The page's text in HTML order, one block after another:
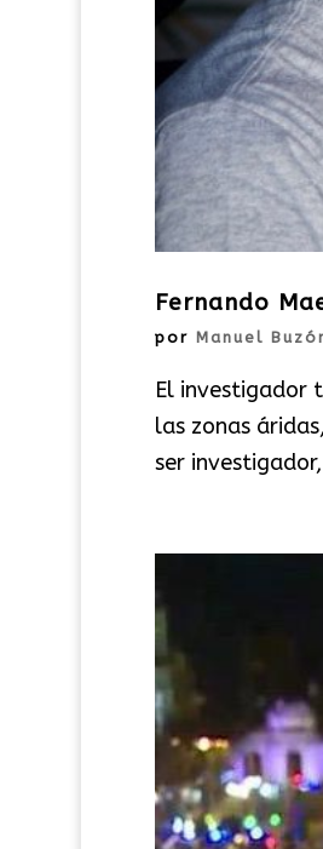
Fernando
por Manuel
El investigador
las zonas
ser